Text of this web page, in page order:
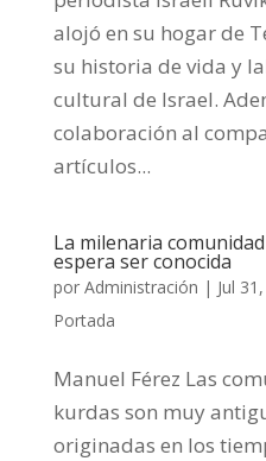
alojó en su hogar de
su historia de vida y
cultural de Israel.
colaboración al
artículos...
La milenaria
espera ser conocida
por Administración | Jul
Portada
Manuel Férez Las
kurdas son muy
originadas en los